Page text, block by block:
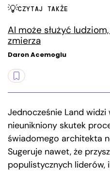
CZYTAJ TAKŻE
AI może służyć
zmierza
Daron Acemoglu
Jednocześnie Land widzi
nieunikniony skutek
świadomego architekta
Sugeruje nawet, że
populistycznych liderów,